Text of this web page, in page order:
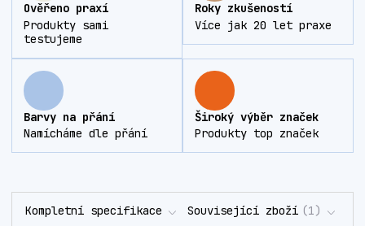
Ověřeno praxí
Produkty sami
testujeme
Roky zkušeností
Více jak 20 let praxe
Barvy na přání
Namícháme dle přání
Široký výběr značek
Produkty top značek
Kompletní specifikace Související zboží 1